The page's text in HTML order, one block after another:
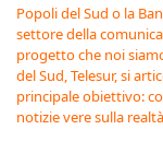
Popoli del Sud o la
settore della
progetto che noi
del Sud, Telesur, si
principale obiettivo:
notizie vere sulla